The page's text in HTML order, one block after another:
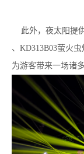
此外，夜太阳提
、KD313B03萤火
为游客带来一场诸